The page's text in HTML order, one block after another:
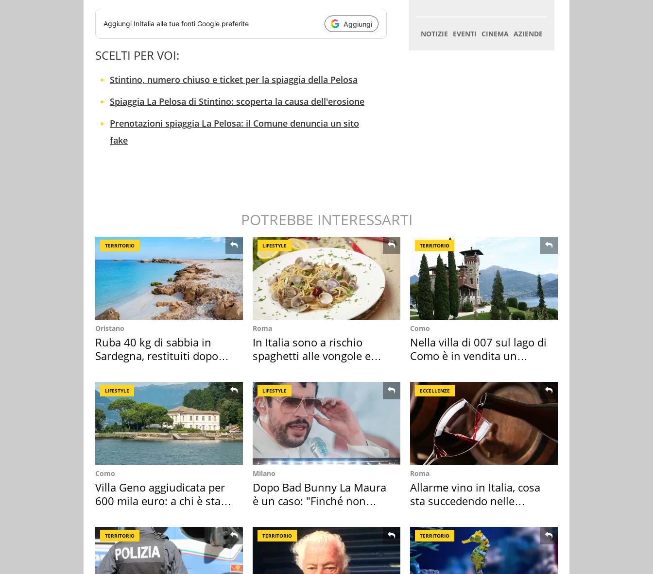
Aggiungi InItalia alle tue fonti Google preferite Aggiungi
SCELTI PER VOI:
Stintino, numero chiuso e ticket per la spiaggia della Pelosa
Spiaggia La Pelosa di Stintino: scoperta la causa dell'erosione
Prenotazioni spiaggia La Pelosa: il Comune denuncia un sito
fake
POTREBBE INTERESSARTI
TERRITORIO
Oristano
Ruba 40 kg di sabbia in
Sardegna, restituiti dopo
LIFESTYLE
Roma
In Italia sono a rischio
spaghetti alle vongole e
TERRITORIO
Como
Nella villa di 007 sul lago di
Como è in vendita un
LIFESTYLE
Como
Villa Geno aggiudicata per
600 mila euro: a chi è stata
LIFESTYLE
Milano
Dopo Bad Bunny La Maura
è un caso: "Finché non
ECCELLENZE
Roma
Allarme vino in Italia, cosa
sta succedendo nelle
TERRITORIO TERRITORIO TERRITORIO